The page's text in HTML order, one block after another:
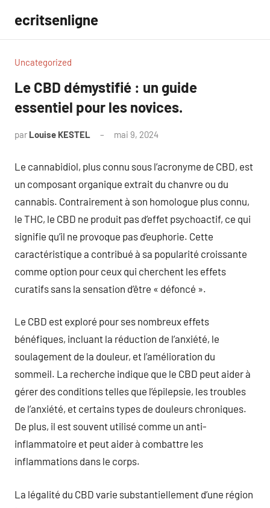
contenu
ecritsenligne
Uncategorized
Le CBD démystifié : un guide
essentiel pour les novices.
par Louise KESTEL mai 9, 2024
Le cannabidiol, plus connu sous l’acronyme de CBD, est
un composant organique extrait du chanvre ou du
cannabis. Contrairement à son homologue plus connu,
le THC, le CBD ne produit pas d’effet psychoactif, ce qui
signifie qu’il ne provoque pas d’euphorie. Cette
caractéristique a contribué à sa popularité croissante
comme option pour ceux qui cherchent les effets
curatifs sans la sensation d’être « défoncé ».
Le CBD est exploré pour ses nombreux effets
bénéfiques, incluant la réduction de l’anxiété, le
soulagement de la douleur, et l’amélioration du
sommeil. La recherche indique que le CBD peut aider à
gérer des conditions telles que l’épilepsie, les troubles
de l’anxiété, et certains types de douleurs chroniques.
De plus, il est souvent utilisé comme un anti-
inflammatoire et peut aider à combattre les
inflammations dans le corps.
La légalité du CBD varie substantiellement d’une région